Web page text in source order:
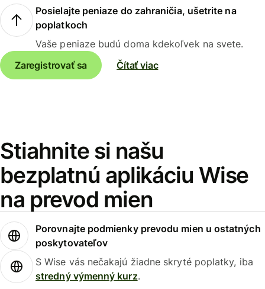
Posielajte peniaze do zahraničia, ušetrite na
poplatkoch
Vaše peniaze budú doma kdekoľvek na svete.
Zaregistrovať sa
Čítať viac
Stiahnite si našu
bezplatnú aplikáciu Wise
na prevod mien
Porovnajte podmienky prevodu mien u ostatných
poskytovateľov
S Wise vás nečakajú žiadne skryté poplatky, iba
stredný výmenný kurz.